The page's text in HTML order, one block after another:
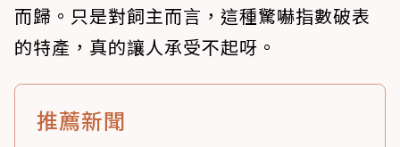
而歸。只是對飼主而言，這種驚嚇指數破表
的特產，真的讓人承受不起呀。
推薦新聞